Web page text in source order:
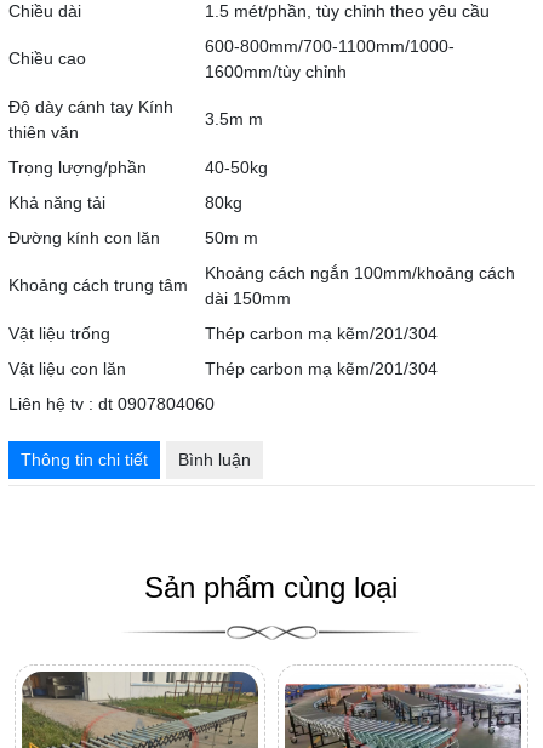
Chiều dài
1.5 mét/phần, tùy chỉnh theo yêu cầu
Chiều cao
600-800mm/700-1100mm/1000-
1600mm/tùy chỉnh
Độ dày cánh tay Kính
thiên văn
3.5m m
Trọng lượng/phần
40-50kg
Khả năng tải
80kg
Đường kính con lăn
50m m
Khoảng cách trung tâm
Khoảng cách ngắn 100mm/khoảng cách
dài 150mm
Vật liệu trống
Thép carbon mạ kẽm/201/304
Vật liệu con lăn
Thép carbon mạ kẽm/201/304
Liên hệ tv : dt 0907804060
Thông tin chi tiết Bình luận
Sản phẩm cùng loại